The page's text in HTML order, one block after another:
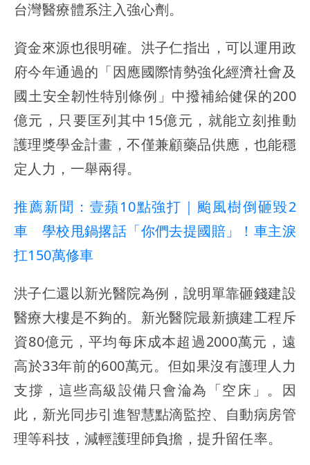
台灣醫療體系注入強心劑。
資金來源也很明確。洪子仁指出，可以運用政
府今年通過的「因應國際情勢強化經濟社會及
國土安全韌性特別條例」中撥補給健保的200
億元，只要匡列其中15億元，就能立刻推動
護理獎學金計畫，不僅兼顧藥品供應，也能穩
定人力，一舉兩得。
推薦新聞：壹蘋10點強打｜颱風樹倒砸毀2
車 學校甩鍋撂話「你們去提國賠」！車主淚
扛150萬修車
洪子仁還以新光醫院為例，說明單靠砸錢建設
醫療大樓是不夠的。新光醫院最新擴建工程斥
資80億元，平均每床成本超過2000萬元，遠
高於33年前的600萬元。但如果沒有護理人力
支撐，這些高級設備只會淪為「空床」。因
此，新光同步引進智慧點滴監控、自動病房管
理等科技，減輕護理師負擔，提升留任率。